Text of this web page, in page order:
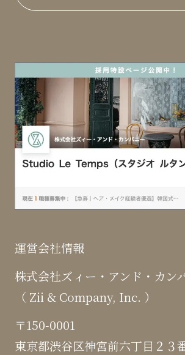
運営会社情報
株式会社ズィー・アンド・カン
（ Zii & Company, Inc. ）
〒150-0001
東京都渋谷区神宮前六丁目２３